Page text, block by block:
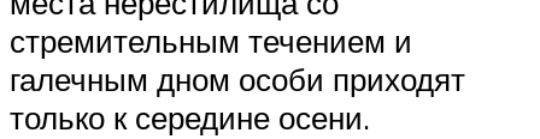
стремительным течением и
галечным дном особи приходят
только к середине осени.